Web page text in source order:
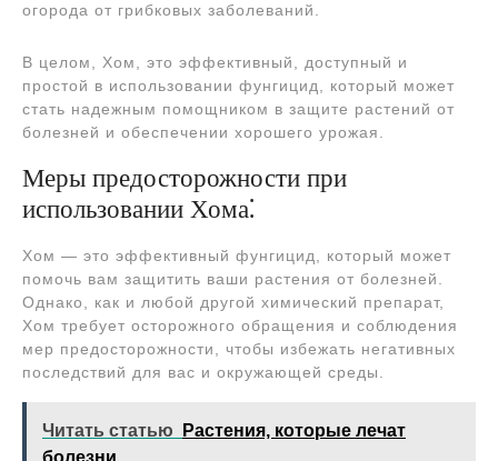
огорода от грибковых заболеваний.
В целом, Хом, это эффективный, доступный и
простой в использовании фунгицид, который может
стать надежным помощником в защите растений от
болезней и обеспечении хорошего урожая.
Меры предосторожности при
использовании Хома⁚
Хом — это эффективный фунгицид, который может
помочь вам защитить ваши растения от болезней.
Однако, как и любой другой химический препарат,
Хом требует осторожного обращения и соблюдения
мер предосторожности, чтобы избежать негативных
последствий для вас и окружающей среды.
Читать статью
Растения, которые лечат
болезни